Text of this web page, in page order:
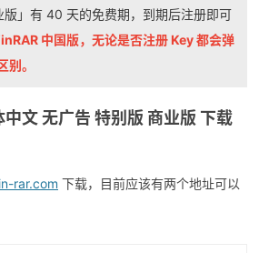
版」有 40 天的免费期，到期后注册即可
中国版，无论是否注册 Key 都会弹
别。
文 无广告 特别版 商业版 下载
rar.com 下载，目前应该有两个地址可以